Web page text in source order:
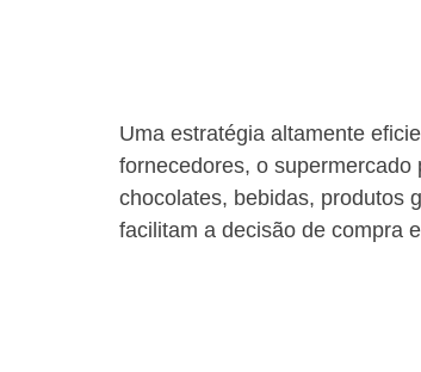
Uma estratégia altamente
fornecedores, o
chocolates, bebidas, produtos
facilitam a decisão de compra